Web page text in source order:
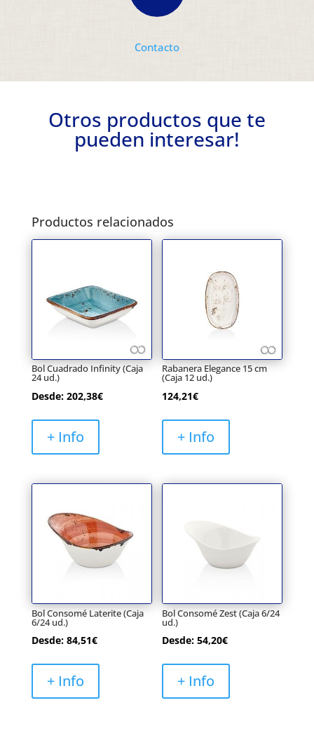
Contacto
Otros productos que te
pueden interesar!
Productos relacionados
Bol Cuadrado Infinity (Caja
24 ud.)
Desde: 202,38€
+ Info
Rabanera Elegance 15 cm
(Caja 12 ud.)
124,21€
+ Info
Bol Consomé Laterite (Caja
6/24 ud.)
Desde: 84,51€
+ Info
Bol Consomé Zest (Caja 6/24
ud.)
Desde:54,20€
+ Info